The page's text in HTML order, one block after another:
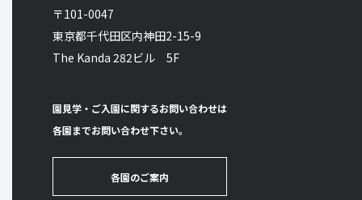
〒101-0047
東京都千代田区内神田2-15-9
The Kanda 282ビル 5F
園見学・ご入園に関するお問い合わせは
各園までお問い合わせ下さい。
各園のご案内